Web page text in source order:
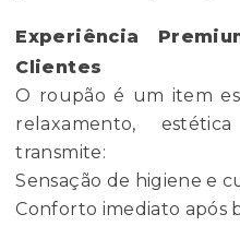
Experiência
Clientes
O roupão é um item
relaxamento,
transmite:
Sensação de higiene e
Conforto imediato após